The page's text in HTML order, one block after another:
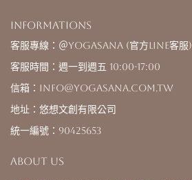
Informations
客服專線：＠yogasana (官方LINE客服)
客服時間：週一到週五 10:00-17:00
信箱：info@yogasana.com.tw
地址：悠想文創有限公司
統一編號：90425653
About us